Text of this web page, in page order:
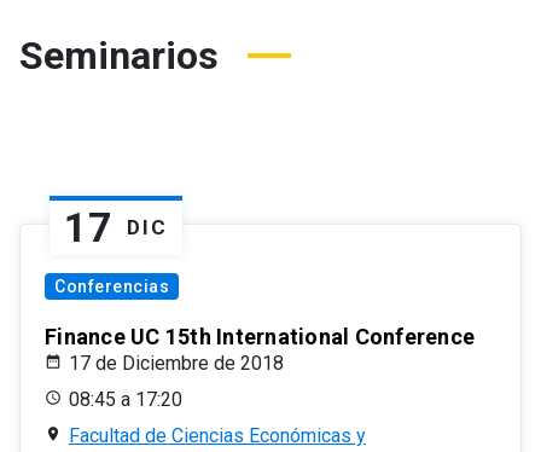
Seminarios
17 DIC
Conferencias
Finance UC 15th International Conference
17 de Diciembre de 2018
08:45 a 17:20
Facultad de Ciencias Económicas y